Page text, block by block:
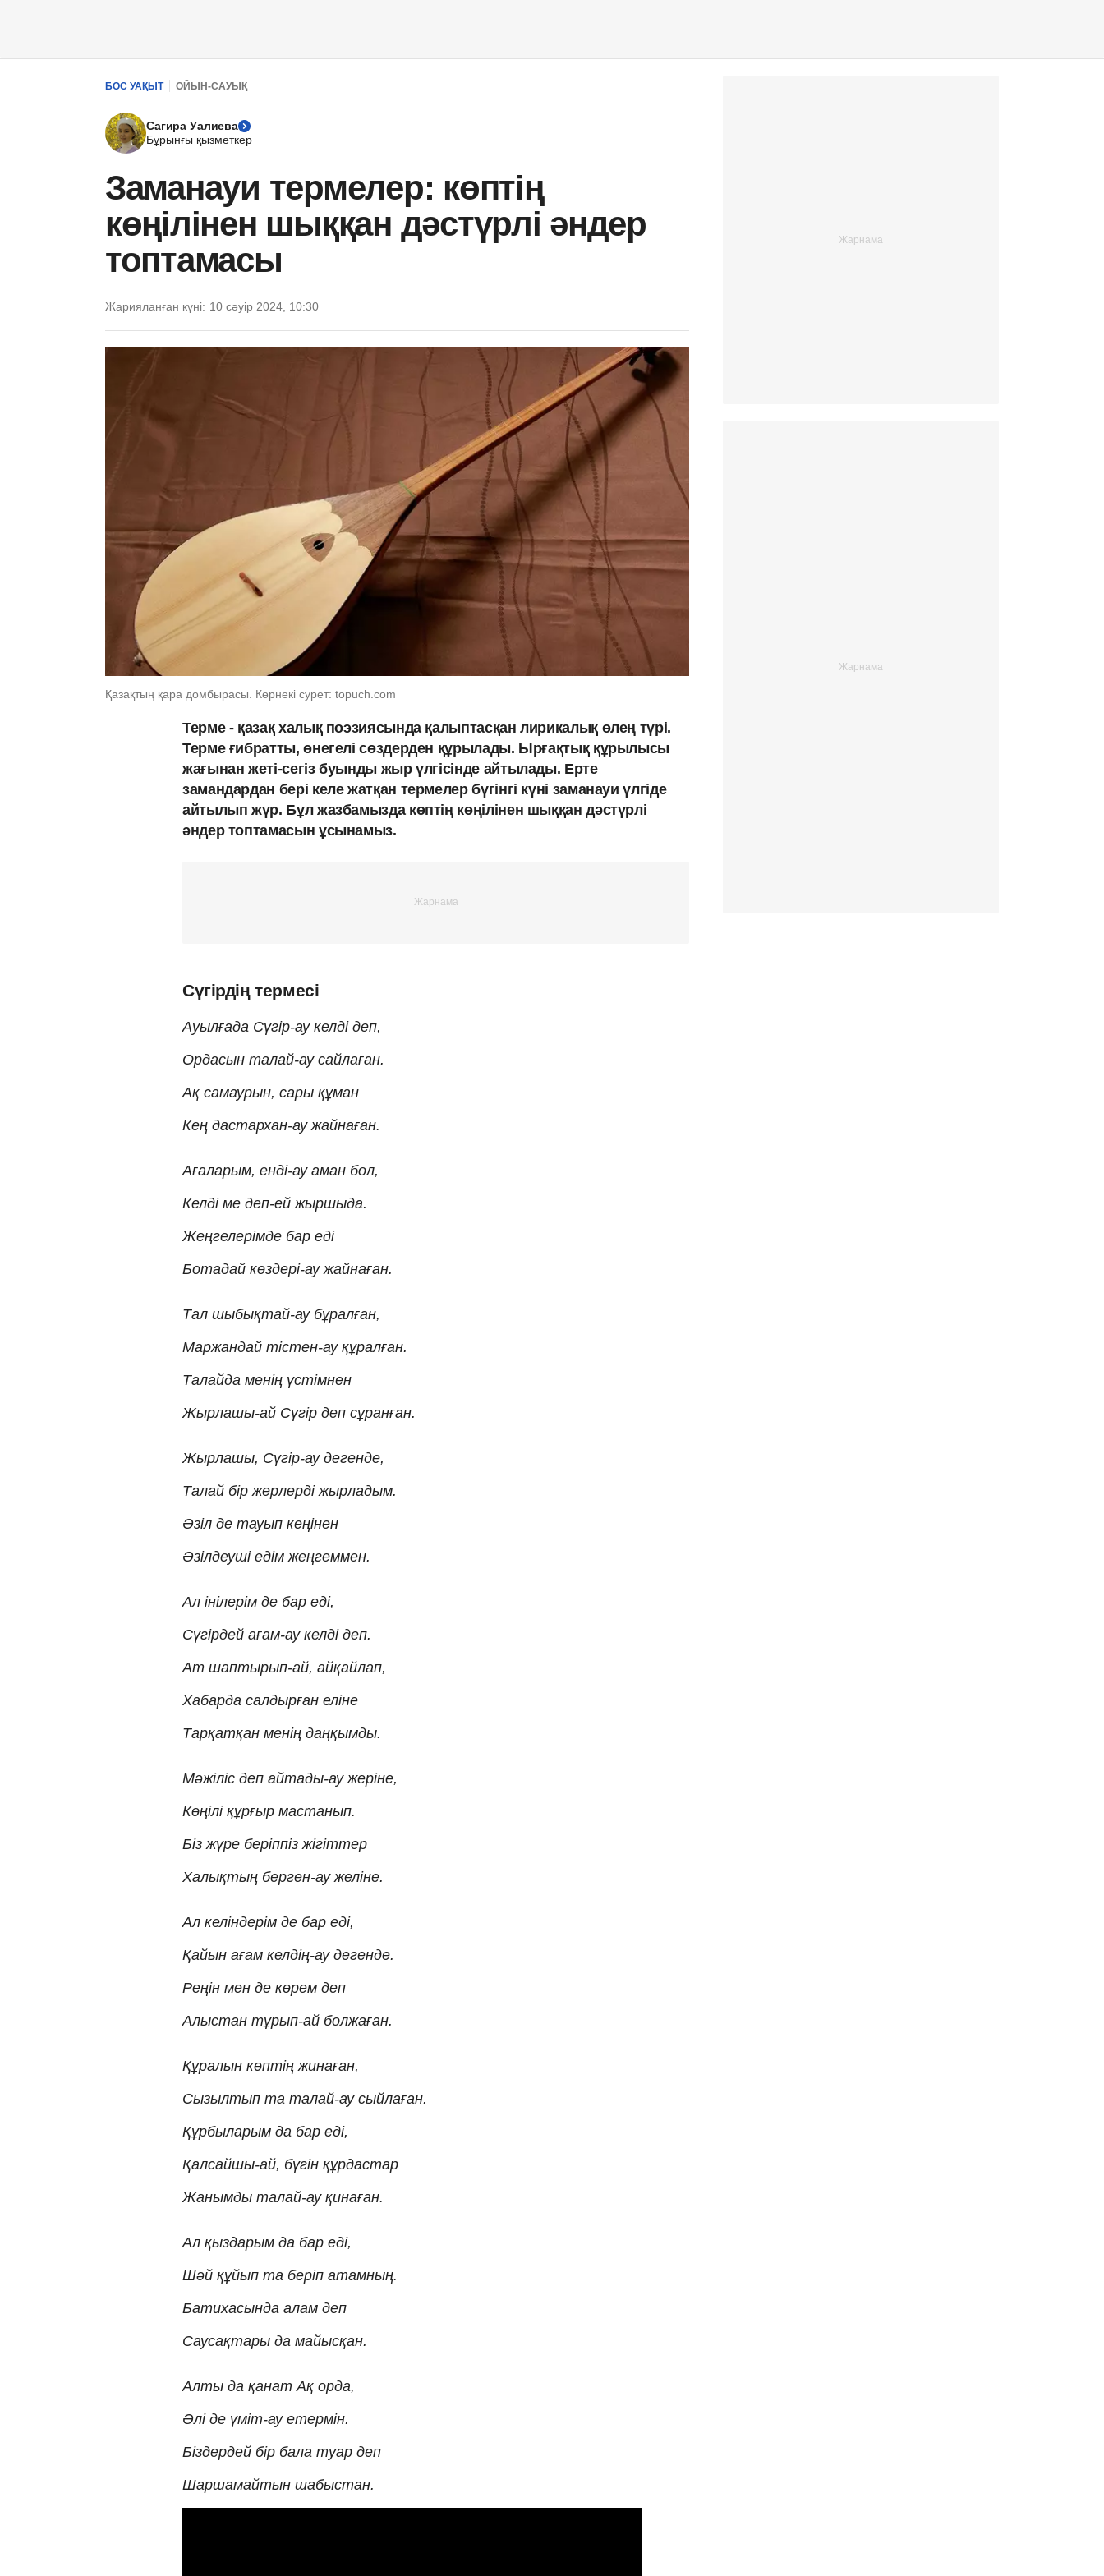
БОС УАҚЫТ ОЙЫН-САУЫҚ
Сагира Уалиева
Бұрынғы қызметкер
Заманауи термелер: көптің
көңілінен шыққан дәстүрлі әндер
топтамасы
Жарияланған күні: 10 сәуір 2024, 10:30
Қазақтың қара домбырасы. Көрнекі сурет: topuch.com
Терме - қазақ халық поэзиясында қалыптасқан лирикалық өлең түрі.
Терме ғибратты, өнегелі сөздерден құрылады. Ырғақтық құрылысы
жағынан жеті-сегіз буынды жыр үлгісінде айтылады. Ерте
замандардан бері келе жатқан термелер бүгінгі күні заманауи үлгіде
айтылып жүр. Бұл жазбамызда көптің көңілінен шыққан дәстүрлі
әндер топтамасын ұсынамыз.
Сүгірдің термесі
Ауылғада Сүгір-ау келді деп,
Ордасын талай-ау сайлаған.
Ақ самаурын, сары құман
Кең дастархан-ау жайнаған.
Ағаларым, енді-ау аман бол,
Келді ме деп-ей жыршыда.
Жеңгелерімде бар еді
Ботадай көздері-ау жайнаған.
Тал шыбықтай-ау бұралған,
Маржандай тістен-ау құралған.
Талайда менің үстімнен
Жырлашы-ай Сүгір деп сұранған.
Жырлашы, Сүгір-ау дегенде,
Талай бір жерлерді жырладым.
Әзіл де тауып кеңінен
Әзілдеуші едім жеңгеммен.
Ал інілерім де бар еді,
Сүгірдей ағам-ау келді деп.
Ат шаптырып-ай, айқайлап,
Хабарда салдырған еліне
Тарқатқан менің даңқымды.
Мәжіліс деп айтады-ау жеріне,
Көңілі құрғыр мастанып.
Біз жүре беріппіз жігіттер
Халықтың берген-ау желіне.
Ал келіндерім де бар еді,
Қайын ағам келдің-ау дегенде.
Реңін мен де көрем деп
Алыстан тұрып-ай болжаған.
Құралын көптің жинаған,
Сызылтып та талай-ау сыйлаған.
Құрбыларым да бар еді,
Қалсайшы-ай, бүгін құрдастар
Жанымды талай-ау қинаған.
Ал қыздарым да бар еді,
Шәй құйып та беріп атамның.
Батихасында алам деп
Саусақтары да майысқан.
Алты да қанат Ақ орда,
Әлі де үміт-ау етермін.
Біздердей бір бала туар деп
Шаршамайтын шабыстан.